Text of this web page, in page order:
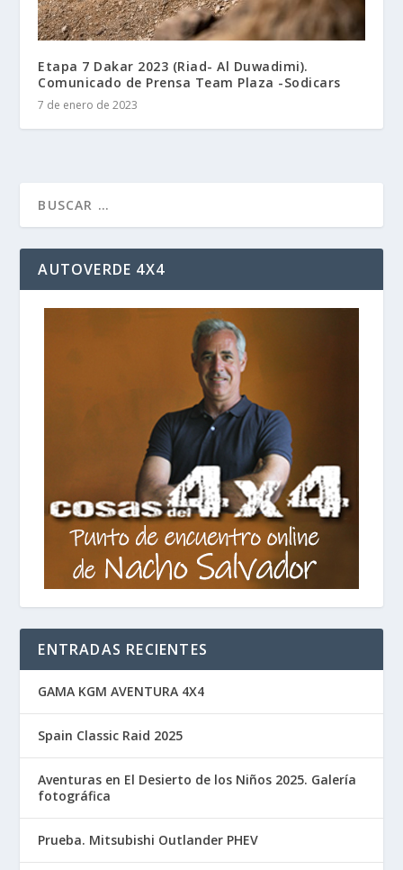
Etapa 7 Dakar 2023 (Riad- Al Duwadimi).
Comunicado de Prensa Team Plaza -Sodicars
7 de enero de 2023
AUTOVERDE 4X4
ENTRADAS RECIENTES
GAMA KGM AVENTURA 4X4
Spain Classic Raid 2025
Aventuras en El Desierto de los Niños 2025. Galería
fotográfica
Prueba. Mitsubishi Outlander PHEV